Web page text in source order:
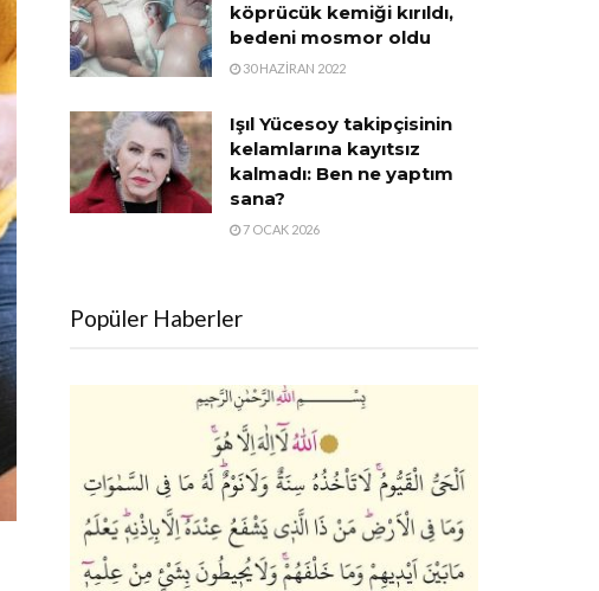
köprücük kemiği kırıldı,
bedeni mosmor oldu
30 HAZIRAN 2022
Işıl Yücesoy takipçisinin
kelamlarına kayıtsız
kalmadı: Ben ne yaptım
sana?
7 OCAK 2026
Popüler Haberler